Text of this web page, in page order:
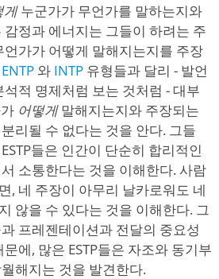
게 누군가가 무언가를 말하는지와
정과 에너지는 그들이 하려는 주
가가 어떻게 말해지는지를 주장
ENTP 와 INTP 유형들과 달리 - 발언
적 명제처럼 보는 것처럼 - 대부
어떻게 말해지는지와 주장되는
리될 수 없다는 것을 안다. 그들
들은 인간이 단순히 합리적인
소통한다는 것을 이해한다. 사람
, 네 주장이 아무리 날카로워도 네
않을 수 있다는 것을 이해한다. 그
프레젠테이션과 전달의 중요성
에, 많은 ESTP들은 자조와 동기부
해지는 것을 발견한다.